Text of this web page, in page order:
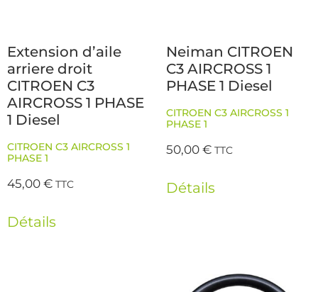
Extension d’aile
arriere droit
CITROEN C3
AIRCROSS 1 PHASE
1 Diesel
CITROEN C3 AIRCROSS 1
PHASE 1
45,00€ TTC
Détails
Neiman CITROEN
C3 AIRCROSS 1
PHASE 1 Diesel
CITROEN C3 AIRCROSS 1
PHASE 1
50,00€ TTC
Détails